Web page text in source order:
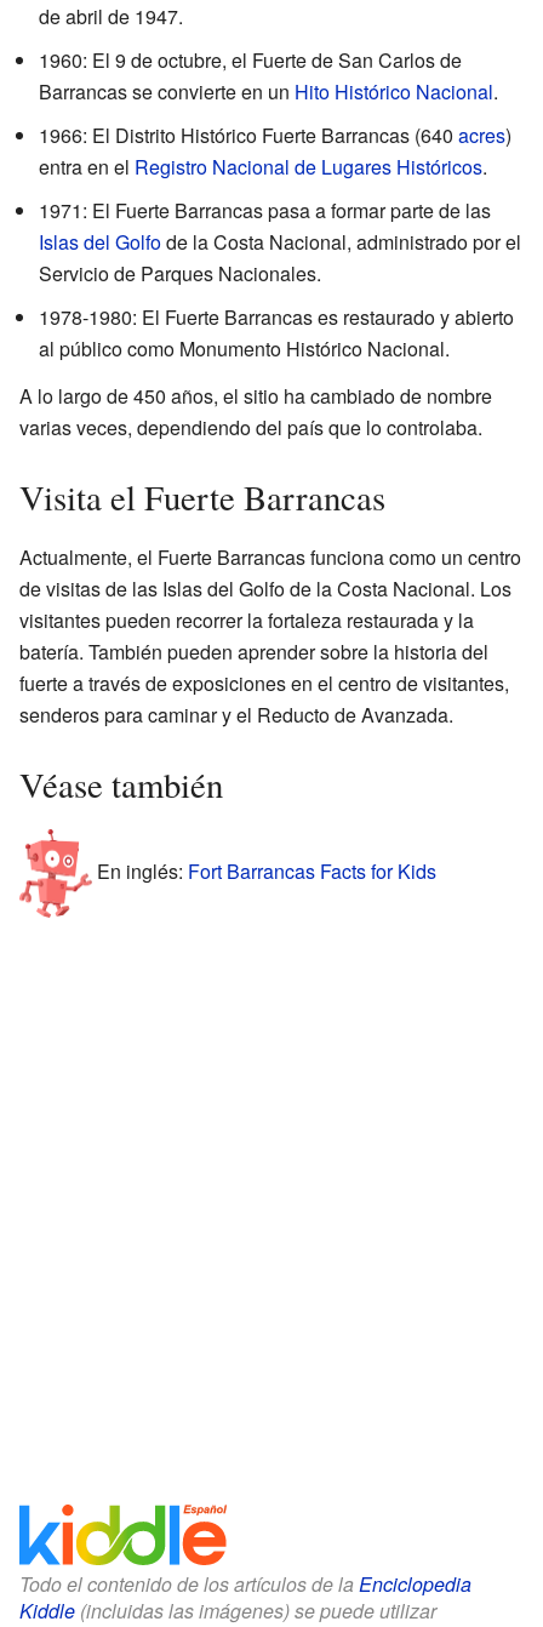
de abril de 1947.
1960: El 9 de octubre, el Fuerte de San Carlos de
Barrancas se convierte en un Hito Histórico Nacional.
1966: El Distrito Histórico Fuerte Barrancas (640 acres)
entra en el Registro Nacional de Lugares Históricos.
1971: El Fuerte Barrancas pasa a formar parte de las
Islas del Golfode la Costa Nacional, administrado por el
Servicio de Parques Nacionales.
1978-1980: El Fuerte Barrancas es restaurado y abierto
al público como Monumento Histórico Nacional.
A lo largo de 450 años, el sitio ha cambiado de nombre
varias veces, dependiendo del país que lo controlaba.
Visita el Fuerte Barrancas
Actualmente, el Fuerte Barrancas funciona como un centro
de visitas de las Islas del Golfo de la Costa Nacional. Los
visitantes pueden recorrer la fortaleza restaurada y la
batería. También pueden aprender sobre la historia del
fuerte a través de exposiciones en el centro de visitantes,
senderos para caminar y el Reducto de Avanzada.
Véase también
En inglés: Fort Barrancas Facts for Kids
Todo el contenido de los artículos de la Enciclopedia
Kiddle (incluidas las imágenes) se puede utilizar